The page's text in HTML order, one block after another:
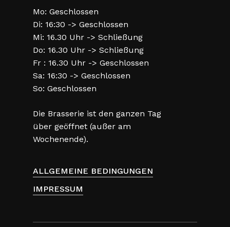
Mo: Geschlossen
Di: 16:30 -> Geschlossen
Mi: 16.30 Uhr -> Schließung
Do: 16.30 Uhr -> Schließung
Fr : 16.30 Uhr -> Geschlossen
Sa: 16:30 -> Geschlossen
So: Geschlossen
Die Brasserie ist den ganzen Tag
über geöffnet (außer am
Wochenende).
ALLGEMEINE BEDINGUNGEN
IMPRESSUM